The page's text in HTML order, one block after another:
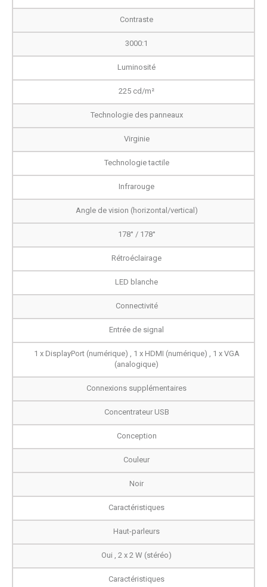
Contraste
3000:1
Luminosité
225 cd/m²
Technologie des panneaux
Virginie
Technologie tactile
Infrarouge
Angle de vision (horizontal/vertical)
178° / 178°
Rétroéclairage
LED blanche
Connectivité
Entrée de signal
1 x DisplayPort (numérique) , 1 x HDMI (numérique) , 1 x VGA
(analogique)
Connexions supplémentaires
Concentrateur USB
Conception
Couleur
Noir
Caractéristiques
Haut-parleurs
Oui , 2 x 2 W (stéréo)
Caractéristiques